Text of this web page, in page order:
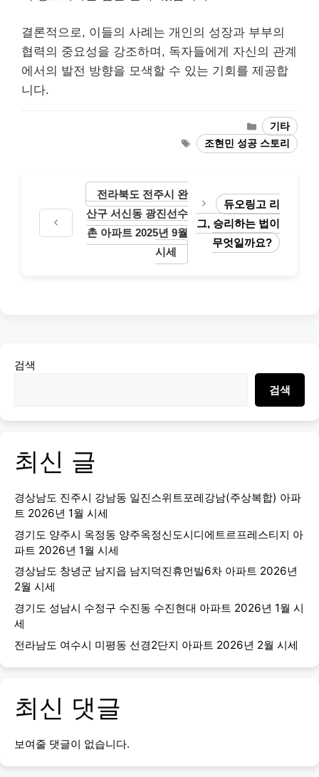
결론적으로, 이들의 사례는 개인의 성장과 부부의
협력의 중요성을 강조하며, 독자들에게 자신의 관계
에서의 발전 방향을 모색할 수 있는 기회를 제공합
니다.
Categories
기타
Tags조현민 성공 스토리
전라북도 전주시 완
산구 서신동 광진선수
촌 아파트 2025년 9월
시세
듀오링고 리
그, 승리하는 법이
무엇일까요?
검색
검색
최신 글
경상남도 진주시 강남동 일진스위트포레강남(주상복합) 아파
트 2026년 1월 시세
경기도 양주시 옥정동 양주옥정신도시디에트르프레스티지 아
파트 2026년 1월 시세
경상남도 창녕군 남지읍 남지덕진휴먼빌6차 아파트 2026년
2월 시세
경기도 성남시 수정구 수진동 수진현대 아파트 2026년 1월 시
세
전라남도 여수시 미평동 선경2단지 아파트 2026년 2월 시세
최신 댓글
보여줄 댓글이 없습니다.